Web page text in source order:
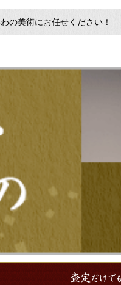
の美術にお任せください！